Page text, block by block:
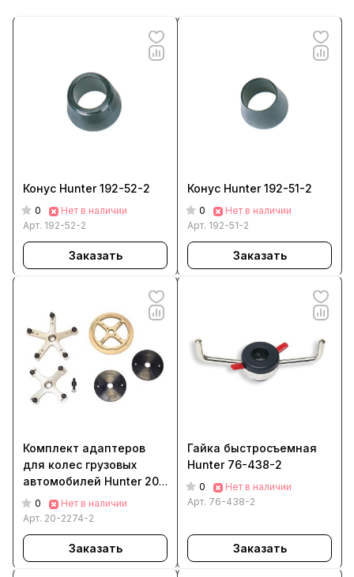
Конус Hunter 192-52-2
0
Нет в наличии
Арт. 192-52-2
Заказать
Конус Hunter 192-51-2
0
Нет в наличии
Арт. 192-51-2
Заказать
Комплект адаптеров
для колес грузовых
автомобилей Hunter 20-
2274-2
0
Нет в наличии
Арт. 20-2274-2
Заказать
Гайка быстросъемная
Hunter 76-438-2
0
Нет в наличии
Арт. 76-438-2
Заказать